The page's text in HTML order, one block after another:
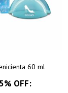
60 ml
OFF: